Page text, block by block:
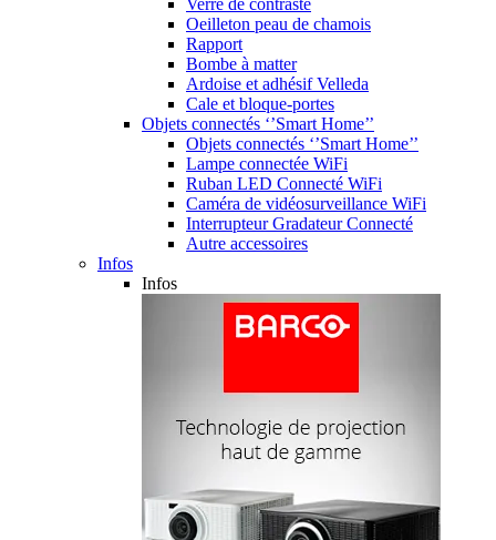
Verre de contraste
Oeilleton peau de chamois
Rapport
Bombe à matter
Ardoise et adhésif Velleda
Cale et bloque-portes
Objets connectés ‘’Smart Home’’
Objets connectés ‘’Smart Home’’
Lampe connectée WiFi
Ruban LED Connecté WiFi
Caméra de vidéosurveillance WiFi
Interrupteur Gradateur Connecté
Autre accessoires
Infos
Infos